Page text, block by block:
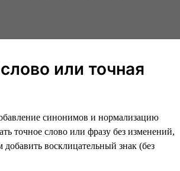
или точная
синонимов и нормализацию
точное слово или фразу без изменений,
восклицательный знак (без